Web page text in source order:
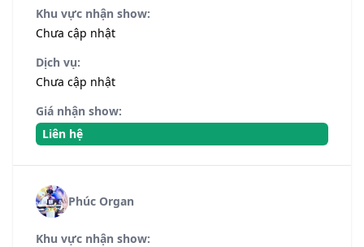
Khu vực nhận show:
Chưa cập nhật
Dịch vụ:
Chưa cập nhật
Giá nhận show:
Liên hệ
Phúc Organ
Khu vực nhận show: